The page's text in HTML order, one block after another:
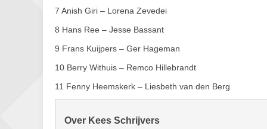
7 Anish Giri – Lorena Zevedei
8 Hans Ree – Jesse Bassant
9 Frans Kuijpers – Ger Hageman
10 Berry Withuis – Remco Hillebrandt
11 Fenny Heemskerk – Liesbeth van den Berg
Over Kees Schrijvers